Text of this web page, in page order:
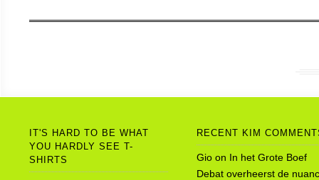
IT'S HARD TO BE WHAT
YOU HARDLY SEE T-
SHIRTS
RECENT KIM
Gio on In het Grote Boef
Debat overheerst de